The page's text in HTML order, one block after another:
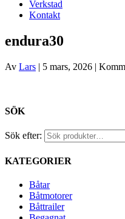
Verkstad
Kontakt
endura30
Av Lars | 5 mars, 2026 |
SÖK
Sök efter:
KATEGORIER
Båtar
Båtmotorer
Båttrailer